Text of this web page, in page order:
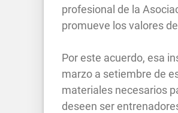
profesional de la
promueve los valores
Por este acuerdo, esa
marzo a setiembre de
materiales necesarios
deseen ser